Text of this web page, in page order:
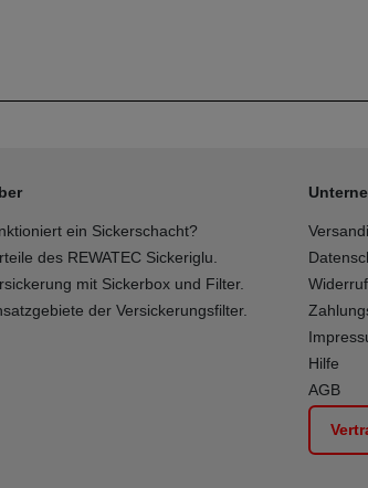
ein Sickerschacht?
des REWATEC Sickeriglu.
mit Sickerbox und Filter.
der Versickerungsfilter.
Hilfe
AGB